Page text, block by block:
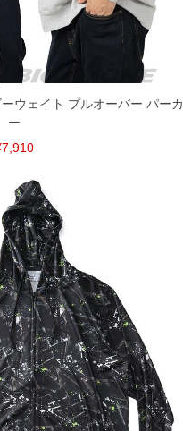
ウェイト プルオーバー パーカ
ー